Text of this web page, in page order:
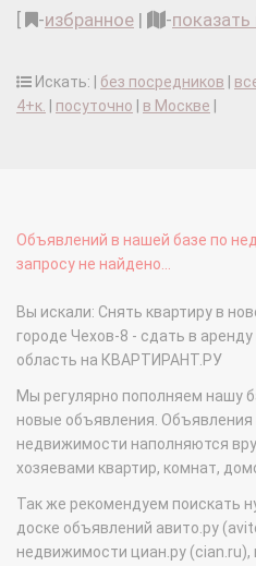
-избранное | -показать
Искать: | без посредников
4+к.
посуточно в Москве
Объявлений в нашей базе по
запросу не найдено...
Вы искали: Снять квартиру в
городе Чехов-8 - сдать в
область на КВАРТИРАНТ.РУ
Мы регулярно пополняем нашу
новые объявления. Объявления
недвижимости наполняются
хозяевами квартир, комнат,
Так же рекомендуем поискать
доске объявлений авито.ру
недвижимости циан.ру